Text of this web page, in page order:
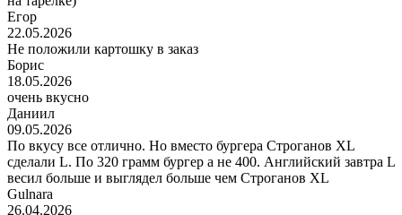
Егор
22.05.2026
Не положили картошку в заказ
Борис
18.05.2026
очень вкусно
Даниил
09.05.2026
По вкусу все отлично. Но вместо бургера Строганов XL
сделали L. По 320 грамм бургер а не 400. Английский завтра L
весил больше и выглядел больше чем Строганов XL
Gulnara
26.04.2026